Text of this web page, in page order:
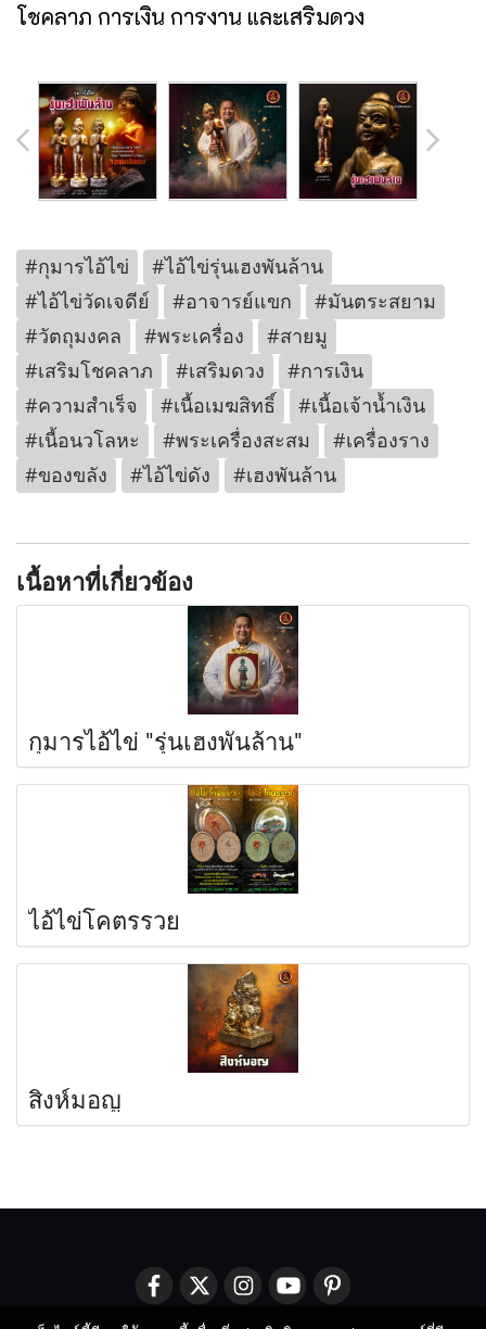
โชคลาภ การเงิน การงาน และเสริมดวง
#กุมารไอ้ไข่
#ไอ้ไข่รุ่นเฮงพันล้าน
#ไอ้ไข่วัดเจดีย์
#อาจารย์แขก
#มันตระสยาม
#วัตถุมงคล
#พระเครื่อง
#สายมู
#เสริมโชคลาภ
#เสริมดวง
#การเงิน
#ความสำเร็จ
#เนื้อเมฆสิทธิ์
#เนื้อเจ้าน้ำเงิน
#เนื้อนวโลหะ
#พระเครื่องสะสม
#เครื่องราง
#ของขลัง
#ไอ้ไข่ดัง #เฮงพันล้าน
เนื้อหาที่เกี่ยวข้อง
กุมารไอ้ไข่ "รุ่นเฮงพันล้าน"
ไอ้ไข่โคตรรวย
สิงห์มอญ